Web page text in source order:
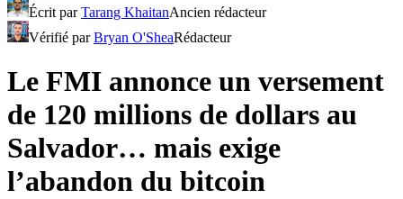
Écrit parTarang KhaitanAncien rédacteur
Vérifié parBryan O'SheaRédacteur
Le FMI annonce un versement
de 120 millions de dollars au
Salvador… mais exige
l’abandon du bitcoin